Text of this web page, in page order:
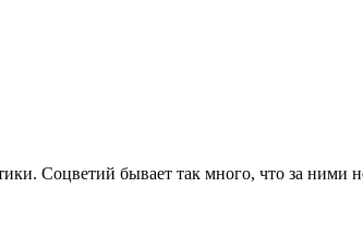
Соцветий бывает так много, что за ними